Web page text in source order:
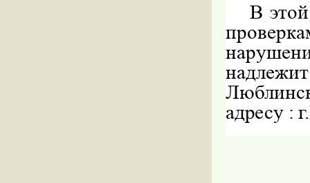
В
адресу :